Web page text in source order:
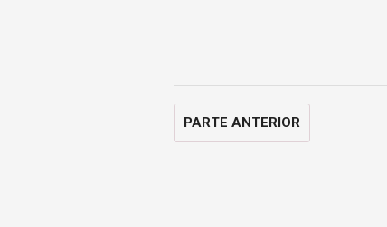
PARTE ANTERIOR